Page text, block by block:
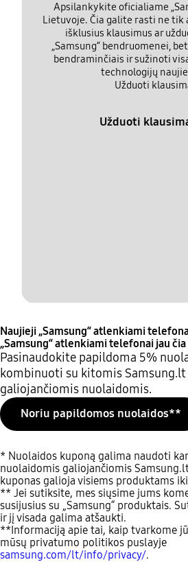
Apsilankykite oficialiame
Lietuvoje. Čia galite rasti ne tik
išklusius klausimus ar
„Samsung“ bendruomenei,
bendraminčiais ir sužinoti
technologijų
Užduoti
Užduoti
Naujieji „Samsung“ atlenkiami
„Samsung“ atlenkiami telefonai jau čia
Pasinaudokite papildoma 5%
kombinuoti su kitomis
galiojančiomis nuolaidomis.
Noriu papildomos nuolaidos**
* Nuolaidos kuponą galima naudoti
nuolaidomis galiojančiomis
kuponas galioja visiems produktams
** Jei sutiksite, mes siųsime jums
susijusius su „Samsung“ produktais.
ir jį visada galima atšaukti.
**Informaciją apie tai, kaip tvarkome
mūsų privatumo politikos puslayje
samsung.com/lt/info/privacy/.